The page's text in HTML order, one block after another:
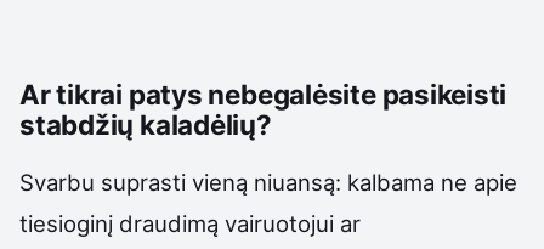
Ar tikrai patys nebegalėsite pasikeisti
stabdžių kaladėlių?
Svarbu suprasti vieną niuansą: kalbama ne apie
tiesioginį draudimą vairuotojui ar